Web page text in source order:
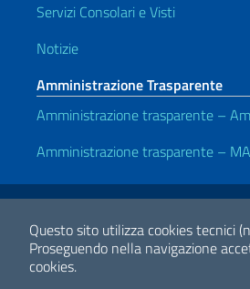
Questo sito utilizza cookies tecnici
Proseguendo nella navigazione
cookies.
Servizi Consolari e Visti
Notizie
Amministrazione Trasparente
Amministrazione trasparente –
Amministrazione trasparente –
Link Utili